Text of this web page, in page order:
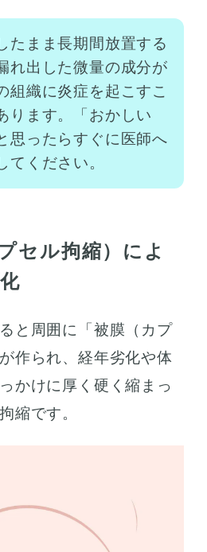
たまま長期間放置する
れ出した微量の成分が
組織に炎症を起こすこ
ります。「おかしい
思ったらすぐに医師へ
てください。
セル拘縮）によ
と周囲に「被膜（カプ
作られ、経年劣化や体
かけに厚く硬く縮まっ
縮です。